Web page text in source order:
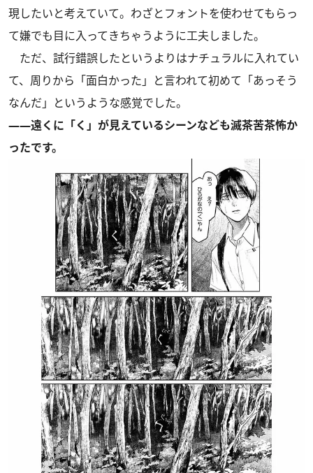
現したいと考えていて。わざとフォントを使わせてもらっ
て嫌でも目に入ってきちゃうように工夫しました。
ただ、試行錯誤したというよりはナチュラルに入れてい
て、周りから「面白かった」と言われて初めて「あっそう
なんだ」というような感覚でした。
――遠くに「く」が見えているシーンなども滅茶苦茶怖か
ったです。